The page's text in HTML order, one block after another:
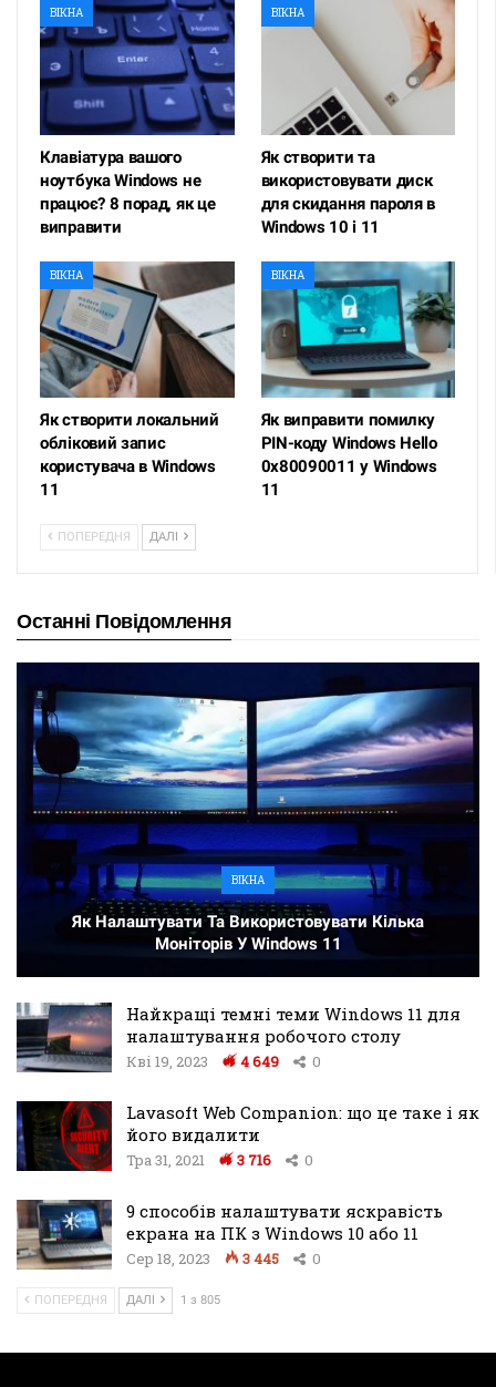
ВІКНА
Клавіатура вашого
ноутбука Windows не
працює? 8 порад, як це
виправити
ВІКНА
Як створити та
використовувати диск
для скидання пароля в
Windows 10 і 11
ВІКНА
Як створити локальний
обліковий запис
користувача в Windows
11
ВІКНА
Як виправити помилку
PIN-коду Windows Hello
0x80090011 у Windows
11
ПОПЕРЕДНЯ ДАЛІ
Останні Повідомлення
ВІКНА
Як Налаштувати Та Використовувати Кілька
Моніторів У Windows 11
Найкращі темні теми Windows 11 для
налаштування робочого столу
Кві 19, 2023 4 649 0
Lavasoft Web Companion: що це таке і як
його видалити
Тра 31, 2021 3 716 0
9 способів налаштувати яскравість
екрана на ПК з Windows 10 або 11
Сер 18, 2023 3 445 0
ПОПЕРЕДНЯ ДАЛІ 1 з 805